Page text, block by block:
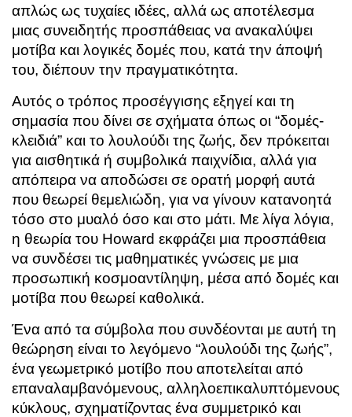
απλώς ως τυχαίες ιδέες, αλλά ως αποτέλεσμα
μιας συνειδητής προσπάθειας να ανακαλύψει
μοτίβα και λογικές δομές που, κατά την άποψή
του, διέπουν την πραγματικότητα.
Αυτός ο τρόπος προσέγγισης εξηγεί και τη
σημασία που δίνει σε σχήματα όπως οι “δομές-
κλειδιά” και το λουλούδι της ζωής, δεν πρόκειται
για αισθητικά ή συμβολικά παιχνίδια, αλλά για
απόπειρα να αποδώσει σε ορατή μορφή αυτά
που θεωρεί θεμελιώδη, για να γίνουν κατανοητά
τόσο στο μυαλό όσο και στο μάτι. Με λίγα λόγια,
η θεωρία του Howard εκφράζει μια προσπάθεια
να συνδέσει τις μαθηματικές γνώσεις με μια
προσωπική κοσμοαντίληψη, μέσα από δομές και
μοτίβα που θεωρεί καθολικά.
Ένα από τα σύμβολα που συνδέονται με αυτή τη
θεώρηση είναι το λεγόμενο “λουλούδι της ζωής”,
ένα γεωμετρικό μοτίβο που αποτελείται από
επαναλαμβανόμενους, αλληλοεπικαλυπτόμενους
κύκλους, σχηματίζοντας ένα συμμετρικό και